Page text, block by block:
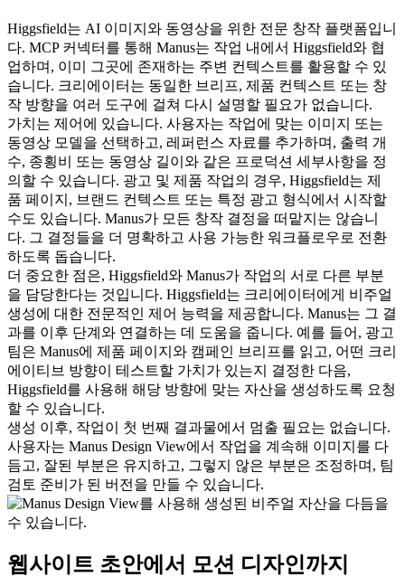
Higgsfield는 AI 이미지와 동영상을 위한 전문 창작 플랫폼입니
다. MCP 커넥터를 통해 Manus는 작업 내에서 Higgsfield와 협
업하며, 이미 그곳에 존재하는 주변 컨텍스트를 활용할 수 있
습니다. 크리에이터는 동일한 브리프, 제품 컨텍스트 또는 창
작 방향을 여러 도구에 걸쳐 다시 설명할 필요가 없습니다.
가치는 제어에 있습니다. 사용자는 작업에 맞는 이미지 또는
동영상 모델을 선택하고, 레퍼런스 자료를 추가하며, 출력 개
수, 종횡비 또는 동영상 길이와 같은 프로덕션 세부사항을 정
의할 수 있습니다. 광고 및 제품 작업의 경우, Higgsfield는 제
품 페이지, 브랜드 컨텍스트 또는 특정 광고 형식에서 시작할
수도 있습니다. Manus가 모든 창작 결정을 떠맡지는 않습니
다. 그 결정들을 더 명확하고 사용 가능한 워크플로우로 전환
하도록 돕습니다.
더 중요한 점은, Higgsfield와 Manus가 작업의 서로 다른 부분
을 담당한다는 것입니다. Higgsfield는 크리에이터에게 비주얼
생성에 대한 전문적인 제어 능력을 제공합니다. Manus는 그 결
과를 이후 단계와 연결하는 데 도움을 줍니다. 예를 들어, 광고
팀은 Manus에 제품 페이지와 캠페인 브리프를 읽고, 어떤 크리
에이티브 방향이 테스트할 가치가 있는지 결정한 다음,
Higgsfield를 사용해 해당 방향에 맞는 자산을 생성하도록 요청
할 수 있습니다.
생성 이후, 작업이 첫 번째 결과물에서 멈출 필요는 없습니다.
사용자는 Manus Design View에서 작업을 계속해 이미지를 다
듬고, 잘된 부분은 유지하고, 그렇지 않은 부분은 조정하며, 팀
검토 준비가 된 버전을 만들 수 있습니다.
웹사이트 초안에서 모션 디자인까지